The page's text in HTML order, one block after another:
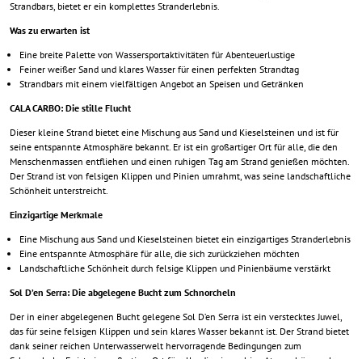
Strandbars, bietet er ein komplettes Stranderlebnis.
Was zu erwarten ist
Eine breite Palette von Wassersportaktivitäten für Abenteuerlustige
Feiner weißer Sand und klares Wasser für einen perfekten Strandtag
Strandbars mit einem vielfältigen Angebot an Speisen und Getränken
CALA CARBO: Die stille Flucht
Dieser kleine Strand bietet eine Mischung aus Sand und Kieselsteinen und ist für
seine entspannte Atmosphäre bekannt. Er ist ein großartiger Ort für alle, die den
Menschenmassen entfliehen und einen ruhigen Tag am Strand genießen möchten.
Der Strand ist von felsigen Klippen und Pinien umrahmt, was seine landschaftliche
Schönheit unterstreicht.
Einzigartige Merkmale
Eine Mischung aus Sand und Kieselsteinen bietet ein einzigartiges Stranderlebnis
Eine entspannte Atmosphäre für alle, die sich zurückziehen möchten
Landschaftliche Schönheit durch felsige Klippen und Pinienbäume verstärkt
Sol D’en Serra: Die abgelegene Bucht zum Schnorcheln
Der in einer abgelegenen Bucht gelegene Sol D’en Serra ist ein verstecktes Juwel,
das für seine felsigen Klippen und sein klares Wasser bekannt ist. Der Strand bietet
dank seiner reichen Unterwasserwelt hervorragende Bedingungen zum